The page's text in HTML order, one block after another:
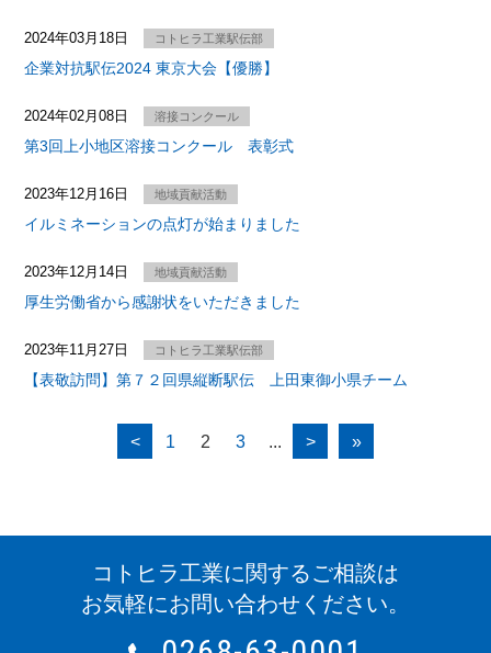
2024年03月18日 コトヒラ工業駅伝部
企業対抗駅伝2024 東京大会【優勝】
2024年02月08日 溶接コンクール
第3回上小地区溶接コンクール 表彰式
2023年12月16日 地域貢献活動
イルミネーションの点灯が始まりました
2023年12月14日 地域貢献活動
厚生労働省から感謝状をいただきました
2023年11月27日 コトヒラ工業駅伝部
【表敬訪問】第７２回県縦断駅伝 上田東御小県チーム
< 1 2 3 ... > »
コトヒラ工業に関するご相談は
お気軽にお問い合わせください。